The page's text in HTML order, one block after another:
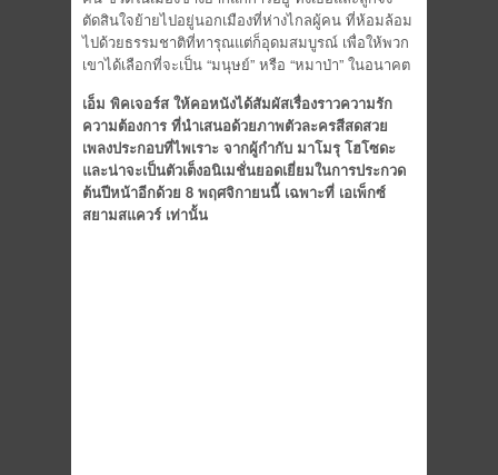
ตัดสินใจย้ายไปอยู่นอกเมืองที่ห่างไกลผู้คน ที่ห้อมล้อม
ไปด้วยธรรมชาติที่ทารุณแต่ก็อุดมสมบูรณ์ เพื่อให้พวก
เขาได้เลือกที่จะเป็น “มนุษย์” หรือ “หมาป่า” ในอนาคต
เอ็ม พิคเจอร์ส ให้คอหนังได้สัมผัสเรื่องราวความรัก
ความต้องการ ที่นำเสนอด้วยภาพตัวละครสีสดสวย
เพลงประกอบที่ไพเราะ จากผู้กำกับ มาโมรุ โฮโซดะ
และน่าจะเป็นตัวเต็งอนิเมชั่นยอดเยี่ยมในการประกวด
ต้นปีหน้าอีกด้วย 8 พฤศจิกายนนี้ เฉพาะที่ เอเพ็กซ์
สยามสแควร์ เท่านั้น